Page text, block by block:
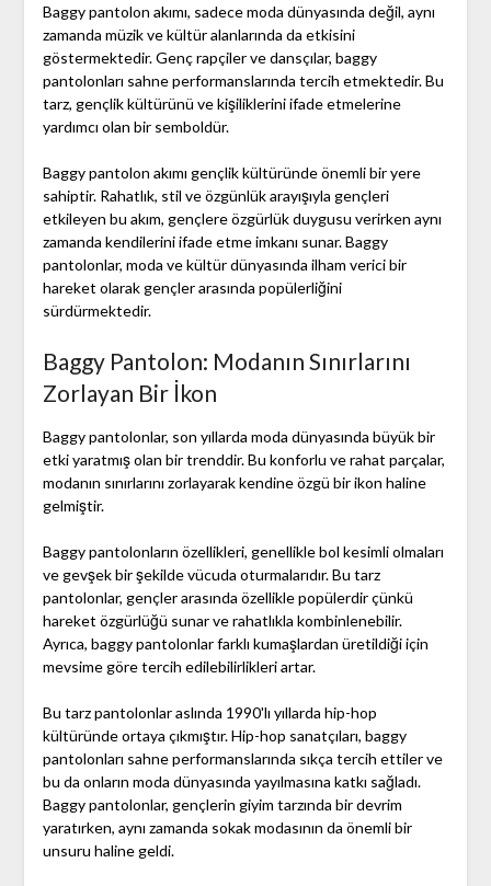
Baggy pantolon akımı, sadece moda dünyasında değil, aynı
zamanda müzik ve kültür alanlarında da etkisini
göstermektedir. Genç rapçiler ve dansçılar, baggy
pantolonları sahne performanslarında tercih etmektedir. Bu
tarz, gençlik kültürünü ve kişiliklerini ifade etmelerine
yardımcı olan bir semboldür.
Baggy pantolon akımı gençlik kültüründe önemli bir yere
sahiptir. Rahatlık, stil ve özgünlük arayışıyla gençleri
etkileyen bu akım, gençlere özgürlük duygusu verirken aynı
zamanda kendilerini ifade etme imkanı sunar. Baggy
pantolonlar, moda ve kültür dünyasında ilham verici bir
hareket olarak gençler arasında popülerliğini
sürdürmektedir.
Baggy Pantolon: Modanın Sınırlarını
Zorlayan Bir İkon
Baggy pantolonlar, son yıllarda moda dünyasında büyük bir
etki yaratmış olan bir trenddir. Bu konforlu ve rahat parçalar,
modanın sınırlarını zorlayarak kendine özgü bir ikon haline
gelmiştir.
Baggy pantolonların özellikleri, genellikle bol kesimli olmaları
ve gevşek bir şekilde vücuda oturmalarıdır. Bu tarz
pantolonlar, gençler arasında özellikle popülerdir çünkü
hareket özgürlüğü sunar ve rahatlıkla kombinlenebilir.
Ayrıca, baggy pantolonlar farklı kumaşlardan üretildiği için
mevsime göre tercih edilebilirlikleri artar.
Bu tarz pantolonlar aslında 1990'lı yıllarda hip-hop
kültüründe ortaya çıkmıştır. Hip-hop sanatçıları, baggy
pantolonları sahne performanslarında sıkça tercih ettiler ve
bu da onların moda dünyasında yayılmasına katkı sağladı.
Baggy pantolonlar, gençlerin giyim tarzında bir devrim
yaratırken, aynı zamanda sokak modasının da önemli bir
unsuru haline geldi.